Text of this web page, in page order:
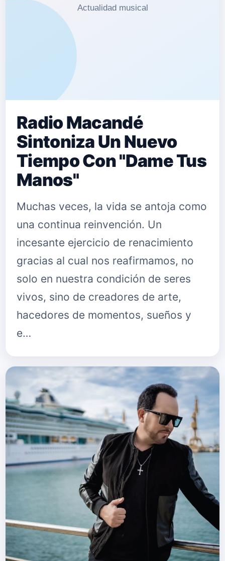
Radio Macandé
Sintoniza Un Nuevo
Tiempo Con "Dame Tus
Manos"
Muchas veces, la vida se antoja como
una continua reinvención. Un
incesante ejercicio de renacimiento
gracias al cual nos reafirmamos, no
solo en nuestra condición de seres
vivos, sino de creadores de arte,
hacedores de momentos, sueños y
e…